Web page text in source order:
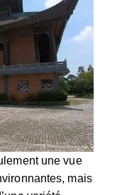
une vue
mais